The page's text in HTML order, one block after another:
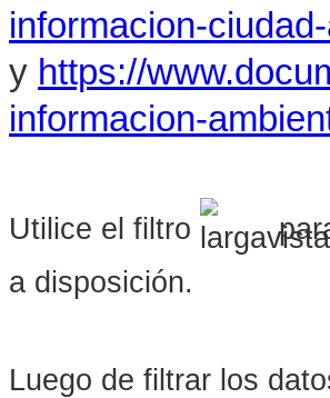
informacion-
y https://
informacion-
Utilice el filtro
a disposición.
Luego de filtrar los